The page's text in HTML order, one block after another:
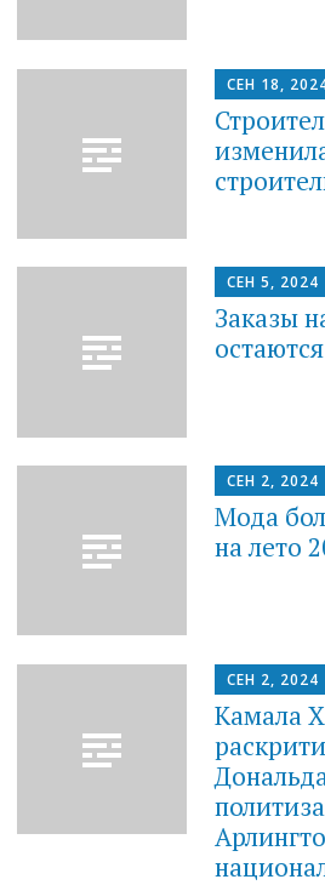
СЕН 18,
СЕН 5, 2024
Заказы
СЕН 2, 2024
Мода
на лето
СЕН 2, 2024
Камала